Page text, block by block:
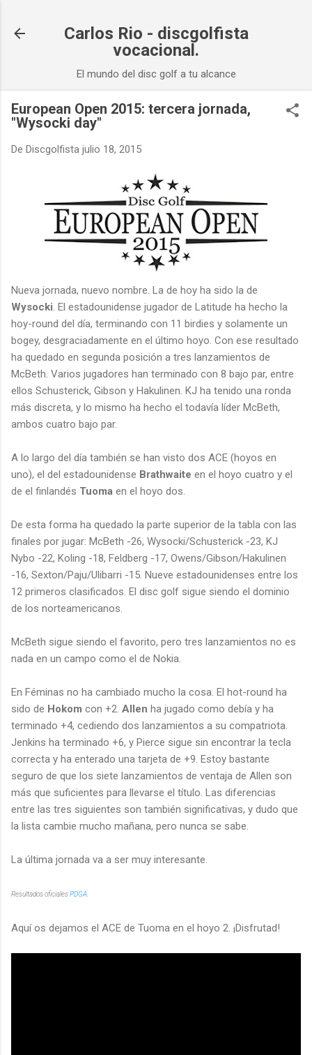
Carlos Rio - discgolfista
vocacional.
El mundo del disc golf a tu alcance
European Open 2015: tercera jornada,
"Wysocki day"
De Discgolfista julio 18, 2015
Nueva jornada, nuevo nombre. La de hoy ha sido la de
Wysocki . El estadounidense jugador de Latitude ha hecho la
hoy-round del día, terminando con 11 birdies y solamente un
bogey, desgraciadamente en el último hoyo. Con ese resultado
ha quedado en segunda posición a tres lanzamientos de
McBeth. Varios jugadores han terminado con 8 bajo par, entre
ellos Schusterick, Gibson y Hakulinen. KJ ha tenido una ronda
más discreta, y lo mismo ha hecho el todavía líder McBeth,
ambos cuatro bajo par.
A lo largo del día también se han visto dos ACE (hoyos en
uno), el del estadounidense Brathwaite en el hoyo cuatro y el
de el finlandés Tuoma en el hoyo dos.
De esta forma ha quedado la parte superior de la tabla con las
finales por jugar: McBeth -26, Wysocki/Schusterick -23, KJ
Nybo -22, Koling -18, Feldberg -17, Owens/Gibson/Hakulinen
-16, Sexton/Paju/Ulibarri -15. Nueve estadounidenses entre los
12 primeros clasificados. El disc golf sigue siendo el dominio
de los norteamericanos.
McBeth sigue siendo el favorito, pero tres lanzamientos no es
nada en un campo como el de Nokia.
En Féminas no ha cambiado mucho la cosa. El hot-round ha
sido de Hokom con +2. Allen ha jugado como debía y ha
terminado +4, cediendo dos lanzamientos a su compatriota.
Jenkins ha terminado +6, y Pierce sigue sin encontrar la tecla
correcta y ha enterado una tarjeta de +9. Estoy bastante
seguro de que los siete lanzamientos de ventaja de Allen son
más que suficientes para llevarse el título. Las diferencias
entre las tres siguientes son también significativas, y dudo que
la lista cambie mucho mañana, pero nunca se sabe.
La última jornada va a ser muy interesante.
Resultados oficialesPDGA
Aquí os dejamos el ACE de Tuoma en el hoyo 2. ¡Disfrutad!